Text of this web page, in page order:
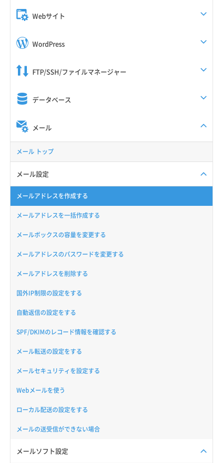
Webサイト
WordPress
FTP/SSH/ファイルマネージャー
データベース
メール
メール トップ
メール設定
メールアドレスを作成する
メールアドレスを一括作成する
メールボックスの容量を変更する
メールアドレスのパスワードを変更する
メールアドレスを削除する
国外IP制限の設定をする
自動返信の設定をする
SPF/DKIMのレコード情報を確認する
メール転送の設定をする
メールセキュリティを設定する
Webメールを使う
ローカル配送の設定をする
メールの送受信ができない場合
メールソフト設定